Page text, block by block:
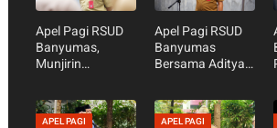
Apel Pagi RSUD
Banyumas,
Munjirin
Akreditasi dan
Apel Pagi RSUD
Banyumas
Bersama Aditya
Persiapan
APEL PAGI APEL PAGI